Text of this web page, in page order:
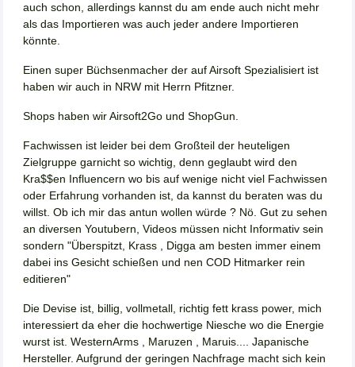
auch schon, allerdings kannst du am ende auch nicht mehr
als das Importieren was auch jeder andere Importieren
könnte.
Einen super Büchsenmacher der auf Airsoft Spezialisiert ist
haben wir auch in NRW mit Herrn Pfitzner.
Shops haben wir Airsoft2Go und ShopGun.
Fachwissen ist leider bei dem Großteil der heuteligen
Zielgruppe garnicht so wichtig, denn geglaubt wird den
Kra$$en Influencern wo bis auf wenige nicht viel Fachwissen
oder Erfahrung vorhanden ist, da kannst du beraten was du
willst. Ob ich mir das antun wollen würde ? Nö. Gut zu sehen
an diversen Youtubern, Videos müssen nicht Informativ sein
sondern "Überspitzt, Krass , Digga am besten immer einem
dabei ins Gesicht schießen und nen COD Hitmarker rein
editieren"
Die Devise ist, billig, vollmetall, richtig fett krass power, mich
interessiert da eher die hochwertige Niesche wo die Energie
wurst ist. WesternArms , Maruzen , Maruis.... Japanische
Hersteller. Aufgrund der geringen Nachfrage macht sich kein